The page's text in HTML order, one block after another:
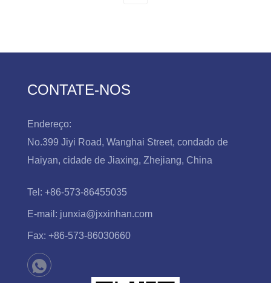
CONTATE-NOS
Endereço:
No.399 Jiyi Road, Wanghai Street, condado de
Haiyan, cidade de Jiaxing, Zhejiang, China
Tel: +86-573-86455035
E-mail: junxia@jxxinhan.com
Fax: +86-573-86030660